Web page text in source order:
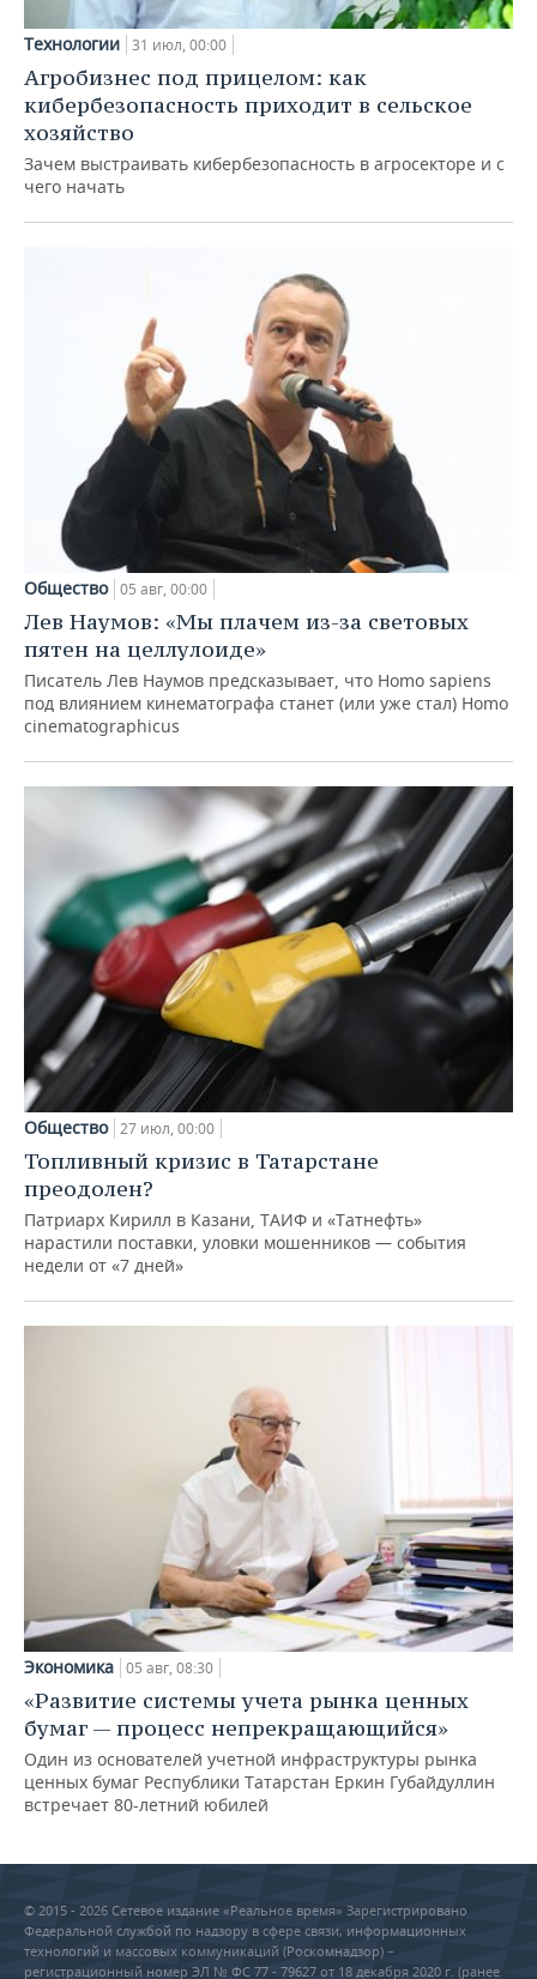
Технологии 31 июл, 00:00
Агробизнес под прицелом: как
кибербезопасность приходит в сельское
хозяйство
Зачем выстраивать кибербезопасность в агросекторе и с
чего начать
Общество 05 авг, 00:00
Лев Наумов: «Мы плачем из-за световых
пятен на целлулоиде»
Писатель Лев Наумов предсказывает, что Homo sapiens
под влиянием кинематографа станет (или уже стал) Homo
cinematographicus
Общество 27 июл, 00:00
Топливный кризис в Татарстане
преодолен?
Патриарх Кирилл в Казани, ТАИФ и «Татнефть»
нарастили поставки, уловки мошенников — события
недели от «7 дней»
Экономика 05 авг, 08:30
«Развитие системы учета рынка ценных
бумаг — процесс непрекращающийся»
Один из основателей учетной инфраструктуры рынка
ценных бумаг Республики Татарстан Еркин Губайдуллин
встречает 80-летний юбилей
© 2015 - 2026 Сетевое издание «Реальное время» Зарегистрировано
Федеральной службой по надзору в сфере связи, информационных
технологий и массовых коммуникаций (Роскомнадзор) –
регистрационный номер ЭЛ № ФС 77 - 79627 от 18 декабря 2020 г. (ранее